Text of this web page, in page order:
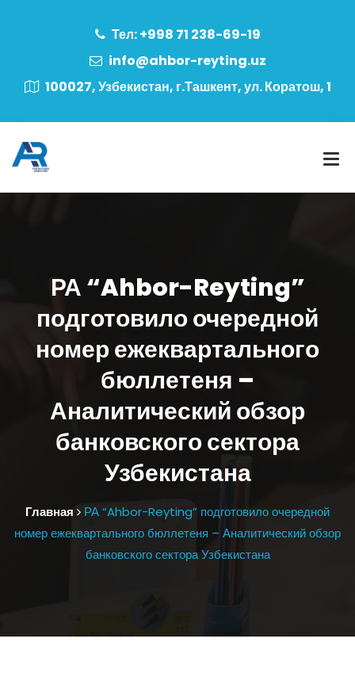
Тел: +998 71 238-69-19
info@ahbor-reyting.uz
100027, Узбекистан, г.Ташкент, ул. Коратош, 1
РА “Ahbor-Reyting”
подготовило очередной
номер ежеквартального
бюллетеня –
Аналитический обзор
банковского сектора
Узбекистана
Главная
РА “Ahbor-Reyting” подготовило очередной
номер ежеквартального бюллетеня – Аналитический обзор
банковского сектора Узбекистана